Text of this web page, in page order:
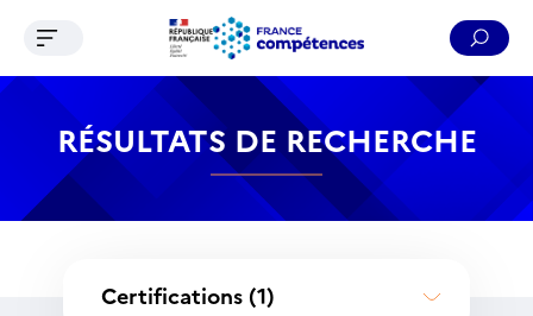
Contenu Recherche Menu Pied de page
Ouvrir le menu de navigation
RÉSULTATS DE RECHERCHE
Certifications (1)